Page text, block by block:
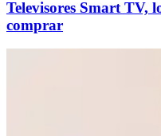
Televisores Smart TV,
comprar